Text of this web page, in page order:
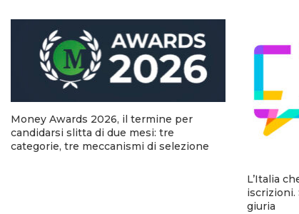
Money Awards 2026, il termine per
candidarsi slitta di due mesi: tre
categorie, tre meccanismi di selezione
L’Italia
iscrizioni.
giuria